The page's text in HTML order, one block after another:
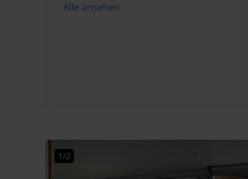
Alle ansehen
1/2